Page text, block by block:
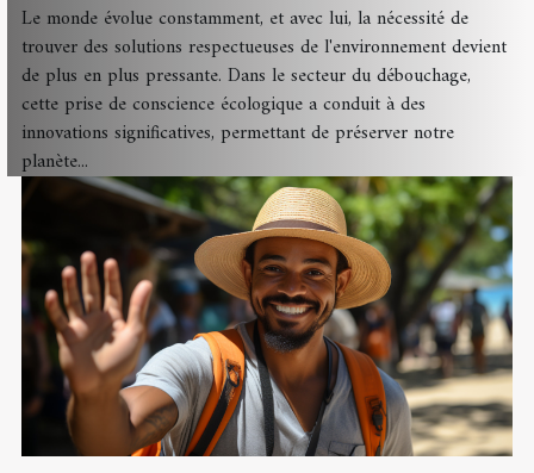
Le monde évolue constamment, et avec lui, la nécessité de
trouver des solutions respectueuses de l'environnement devient
de plus en plus pressante. Dans le secteur du débouchage,
cette prise de conscience écologique a conduit à des
innovations significatives, permettant de préserver notre
planète...